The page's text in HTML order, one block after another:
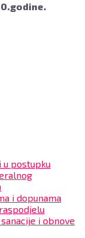
u postupku
i dopunama
i obnove